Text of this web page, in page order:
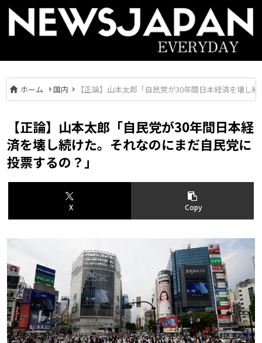
ホーム 国内 【正論】山本太郎「自民党が30年間日本経済を壊し
【正論】山本太郎「自民党が30年間日本経
済を壊し続けた。それなのにまだ自民党に
投票するの？」
X Copy